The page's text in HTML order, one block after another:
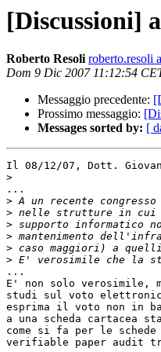
[Discussioni]
Roberto Resoli roberto.resoli
Dom 9 Dic 2007 11:12:54
Messaggio precedente:
Prossimo messaggio:
Messages sorted by: [
Il 08/12/07, Dott.
>
...
>
>
>
>
>
>
...
E' non solo verosimile,
studi sul voto
esprima il voto non in
a una scheda cartacea
come si fa per le
verifiable paper audit